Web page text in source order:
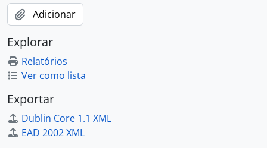
Adicionar
Explorar
Relatórios
Ver como lista
Exportar
Dublin Core 1.1 XML
EAD 2002 XML